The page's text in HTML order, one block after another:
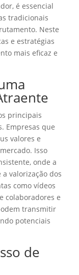
é essencial
tradicionais
Neste
e estratégias
mais eficaz e
principais
Empresas que
valores e
Isso
onde a
valorização dos
como vídeos
colaboradores e
transmitir
potenciais
de